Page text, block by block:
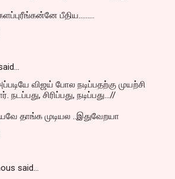
பீதிய.........
விஜய் போல நடிப்பதற்கு முயற்சி
நடப்பது, சிரிப்பது, நடிப்பது...//
தாங்க முடியல ..இதுவேறயா
said…